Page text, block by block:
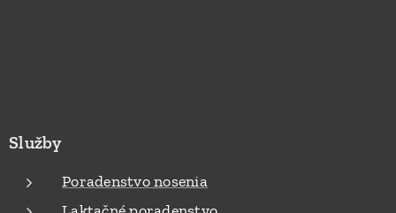
Služby
Poradenstvo nosenia